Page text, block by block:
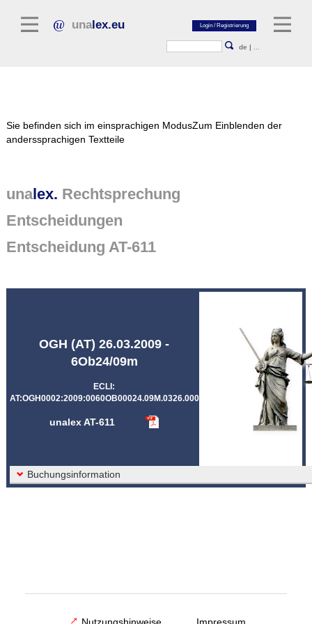
unalex.eu
de |
Normtexte
Rechtsprechung
Sie befinden sich im einsprachigen ModusZum Einblenden der
anderssprachigen Textteile
unalex. Rechtsprechung
Entscheidungen
Entscheidung AT-611
OGH (AT) 26.03.2009 -
6Ob24/09m
ECLI:
AT:OGH0002:2009:0060OB00024.09M.0326.000
unalex AT-611
Buchungsinformation
Nutzungshinweise Impressum